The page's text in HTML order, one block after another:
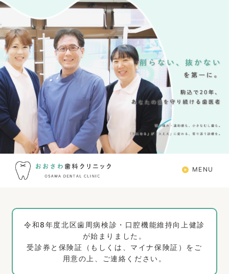
MENU
令和8年度北区歯周病検診・口腔機能維持向上健診
が始まりました。
受診券と保険証（もしくは、マイナ保険証）をご
用意の上、ご連絡ください。